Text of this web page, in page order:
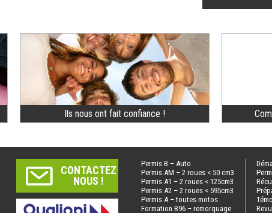
Ils nous ont fait confiance !
CONTACTEZ
NOUS !
Permis B – Auto
Permis AM – 2 roues < 50 cm3
Permis A1 – 2 roues < 125cm3
Permis A2 – 2 roues < 595cm3
Permis A – toutes motos
Formation B96 – remorquage